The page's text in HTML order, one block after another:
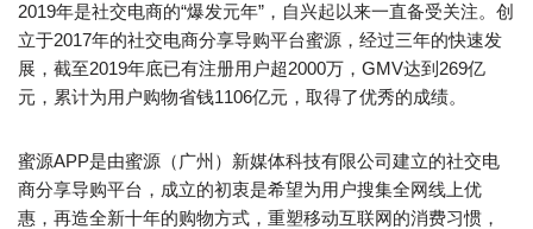
2019年是社交电商的“爆发元年”，自兴起以来一直备受关注。创
立于2017年的社交电商分享导购平台蜜源，经过三年的快速发
展，截至2019年底已有注册用户超2000万，GMV达到269亿
元，累计为用户购物省钱1106亿元，取得了优秀的成绩。
蜜源APP是由蜜源（广州）新媒体科技有限公司建立的社交电
商分享导购平台，成立的初衷是希望为用户搜集全网线上优
惠，再造全新十年的购物方式，重塑移动互联网的消费习惯，